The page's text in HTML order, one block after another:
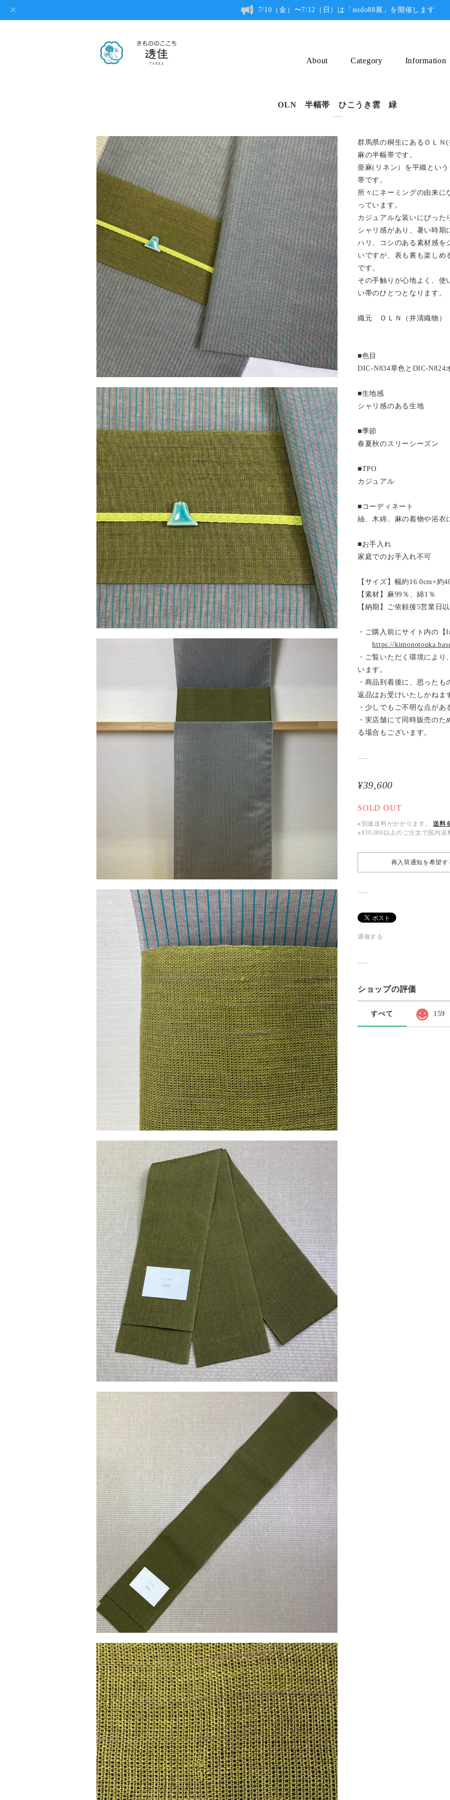
7/10（金）〜7/12（日）は「nodo88展」を開催します
About Category Information
OLN 半幅帯 ひこうき雲 緑
群馬県の桐生にあるＯＬＮ
麻の半幅帯です。
亜麻(リネン）を平織とい
帯です。
所々にネーミングの由来に
っています。
カジュアルな装いにぴった
シャリ感があり、暑い時期
ハリ、コシのある素材感を
いですが、表も裏も楽しめ
です。
その手触りが心地よく、使
い帯のひとつとなります。
織元 ＯＬＮ（井清織物）
■色目
DIC-N834草色とDIC-N824
■生地感
シャリ感のある生地
■季節
春夏秋のスリーシーズン
■TPO
カジュアル
■コーディネート
紬、木綿、麻の着物や浴衣
■お手入れ
家庭でのお手入れ不可
【サイズ】幅約16.0cm×約
【素材】麻99％、綿1％
【納期】ご依頼後5営業日
・ご購入前にサイト内の
https://
・ご覧いただく環境によ
います。
・商品到着後に、思った
返品はお受けいたしかねま
・少しでもご不明な点が
・実店舗にて同時販売の
る場合もございます。
¥39,600
SOLD OUT
※別途送料がかかります。
送料
※¥30,000以上のご注文で国内
再入荷通知を希望す
通報する
ショップの評価
すべて 159